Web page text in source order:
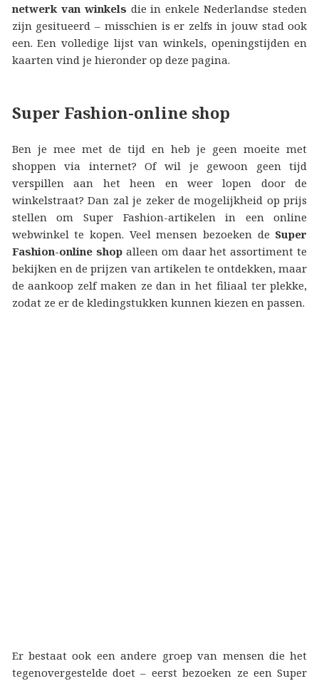
netwerk van winkels die in enkele Nederlandse steden
zijn gesitueerd – misschien is er zelfs in jouw stad ook
een. Een volledige lijst van winkels, openingstijden en
kaarten vind je hieronder op deze pagina.
Super Fashion-online shop
Ben je mee met de tijd en heb je geen moeite met
shoppen via internet? Of wil je gewoon geen tijd
verspillen aan het heen en weer lopen door de
winkelstraat? Dan zal je zeker de mogelijkheid op prijs
stellen om Super Fashion-artikelen in een online
webwinkel te kopen. Veel mensen bezoeken de Super
Fashion-online shopalleen om daar het assortiment te
bekijken en de prijzen van artikelen te ontdekken, maar
de aankoop zelf maken ze dan in het filiaal ter plekke,
zodat ze er de kledingstukken kunnen kiezen en passen.
Er bestaat ook een andere groep van mensen die het
tegenovergestelde doet – eerst bezoeken ze een Super